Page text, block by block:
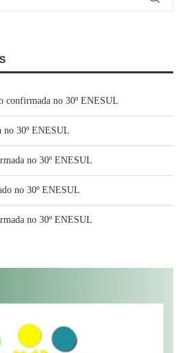
confirmada no 30º ENESUL
no 30º ENESUL
no 30º ENESUL
no 30º ENESUL
no 30º ENESUL